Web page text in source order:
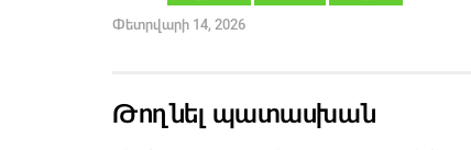
Փետրվարի 14, 2026
Թողնել պատասխան